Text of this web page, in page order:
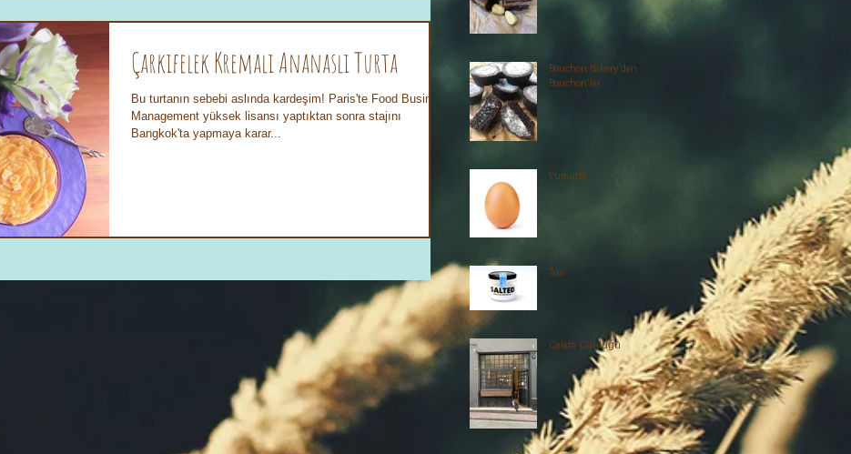
Çarkıfelek Kremalı Ananaslı Turta
Bu turtanın sebebi aslında kardeşim! Paris'te Food Business
Management yüksek lisansı yaptıktan sonra stajını
Bangkok'ta yapmaya karar...
Bouchon Bakery'den
Bouchon'lar
Yumurta
Tuz
Galata Günlüğü